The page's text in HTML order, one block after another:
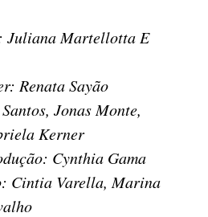
Juliana Martellotta E
Renata Sayão
Jonas Monte,
Kerner
Cynthia Gama
Cintia Varella, Marina